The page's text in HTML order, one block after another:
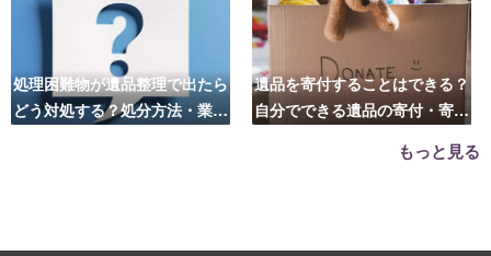
処理困難物が遺品整理で出たら
どう対処する？処分方法・業者
遺品を寄付することはできる？
自分でできる遺品の寄付・寄贈
もっと見る